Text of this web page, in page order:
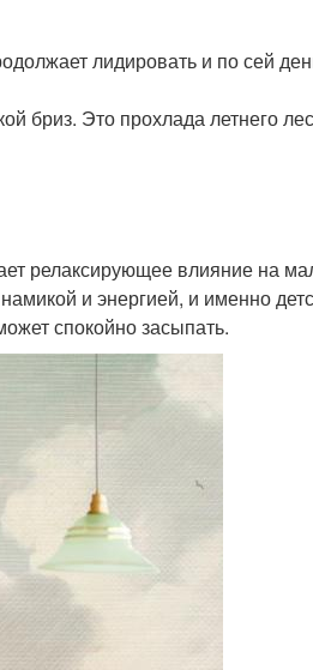
лидировать и по сей
бриз. Это прохлада летнего
релаксирующее влияние на
и энергией, и именно
спокойно засыпать.